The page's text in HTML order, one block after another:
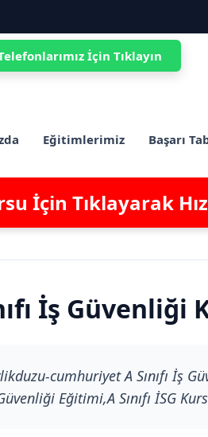
Eğitimlerimiz Başarı
İçin Tıklayarak
İş Güvenliği
cumhuriyet A Sınıfı İş
Eğitimi,A Sınıfı İSG
İçin Tıklayın